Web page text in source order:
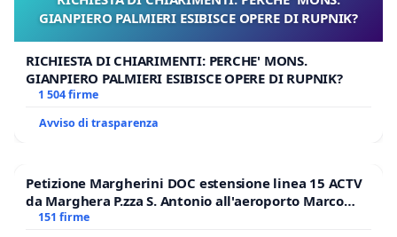
GIANPIERO PALMIERI ESIBISCE OPERE DI RUPNIK?
RICHIESTA DI CHIARIMENTI: PERCHE' MONS.
GIANPIERO PALMIERI ESIBISCE OPERE DI RUPNIK?
1 504 firme
Avviso di trasparenza
Petizione Margherini DOC estensione linea 15 ACTV
da Marghera P.zza S. Antonio all'aeroporto Marco
Polo tariffa a € 1,50
151 firme